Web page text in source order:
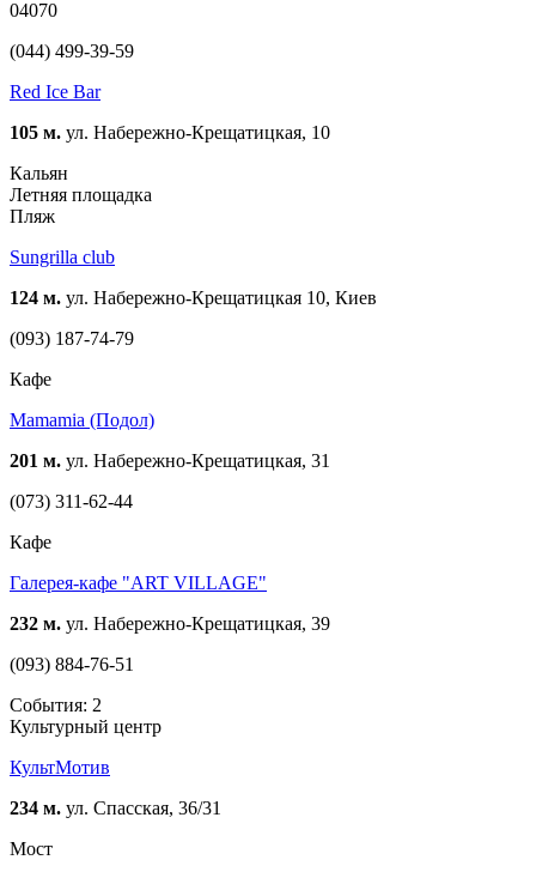
04070
(044) 499-39-59
Red Ice Bar
105 м. ул. Набережно-Крещатицкая, 10
Кальян
Летняя площадка
Пляж
Sungrilla club
124 м. ул. Набережно-Крещатицкая 10, Киев
(093) 187-74-79
Кафе
Mamamia (Подол)
201 м. ул. Набережно-Крещатицкая, 31
(073) 311-62-44
Кафе
Галерея-кафе "ART VILLAGE"
232 м. ул. Набережно-Крещатицкая, 39
(093) 884-76-51
События: 2
Культурный центр
КультМотив
234 м. ул. Спасская, 36/31
Мост